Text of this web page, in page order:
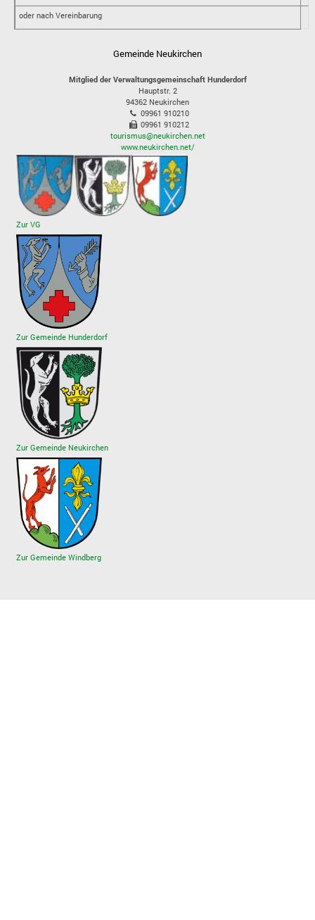
oder nach Vereinbarung
Gemeinde Neukirchen
Mitglied der Verwaltungsgemeinschaft Hunderdorf
Hauptstr. 2
94362 Neukirchen
09961 910210
09961 910212
tourismus@neukirchen.net
www.neukirchen.net/
Zur VG
Zur Gemeinde Hunderdorf
Zur Gemeinde Neukirchen
Zur Gemeinde Windberg